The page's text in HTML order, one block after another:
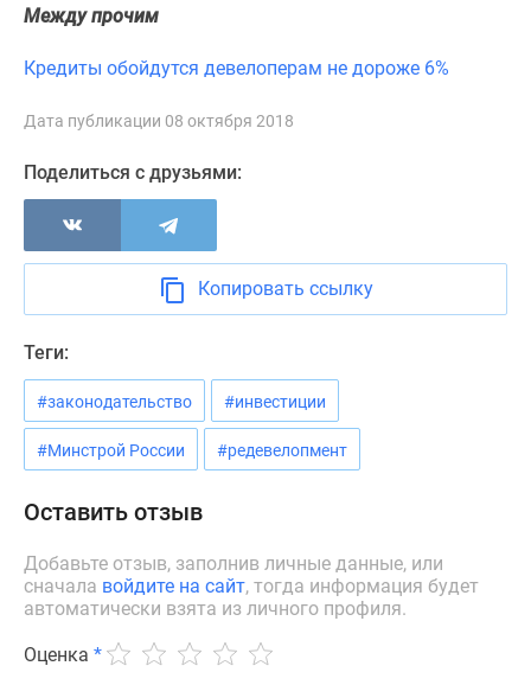
Медиа
недвижимости
Мнение
эксперта
Аналитика
рынка
Эксперты
авторы
проекте
Контакты
сайте
Дзен
Машино-
Между прочим
Кредиты обойдутся девелоперам не дороже 6%
Дата публикации 08 октября 2018
Поделиться с друзьями:
Копировать ссылку
Теги:
#законодательство #инвестиции
#Минстрой России #редевелопмент
Оставить отзыв
Добавьте отзыв, заполнив личные данные, или
сначала войдите на сайт, тогда информация будет
автоматически взята из личного профиля.
Оценка *